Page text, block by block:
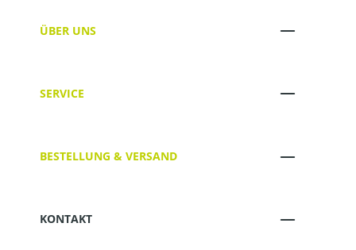
ÜBER UNS
SERVICE
BESTELLUNG & VERSAND
KONTAKT